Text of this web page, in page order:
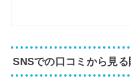
SNSでの口コミから見